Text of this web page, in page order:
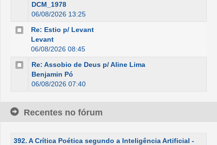
DCM_1978
06/08/2026 13:25
Re: Estio p/ Levant
Levant
06/08/2026 08:45
Re: Assobio de Deus p/ Aline Lima
Benjamin Pó
06/08/2026 07:40
Recentes no fórum
392. A Crítica Poética segundo a Inteligência Artificial -